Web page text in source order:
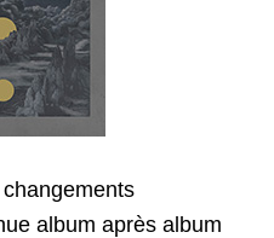
album après album